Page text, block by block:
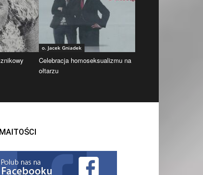
o. Jacek Gniadek
Celebracja homoseksualizmu na
ołtarzu